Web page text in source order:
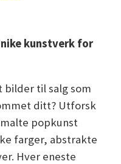
kunstverk for
bilder til salg som
ditt? Utforsk
popkunst
farger, abstrakte
Hver eneste